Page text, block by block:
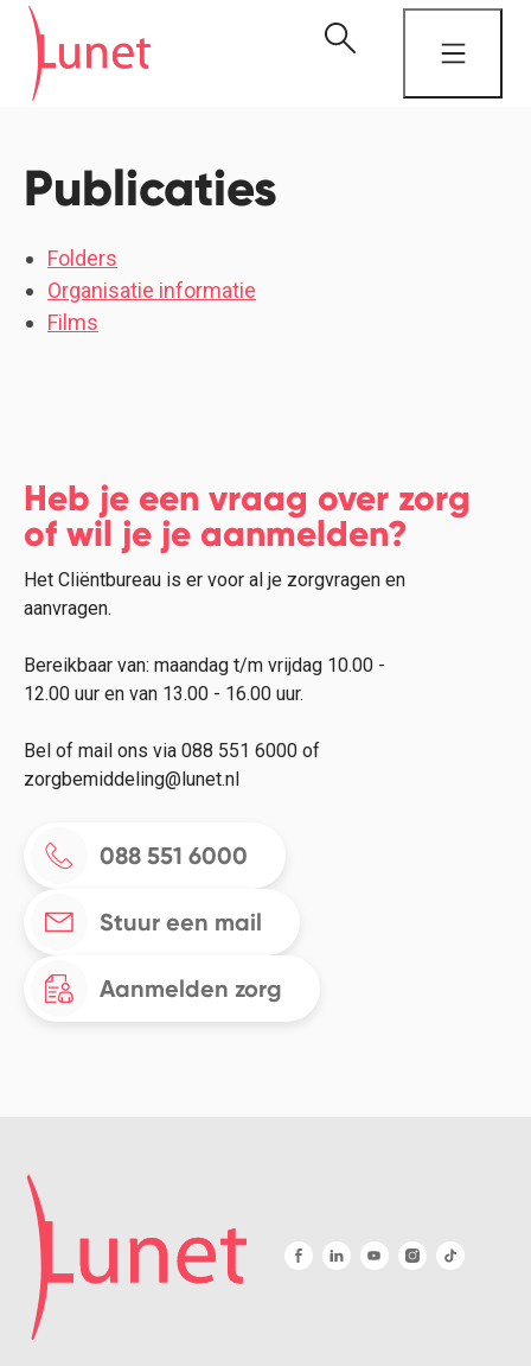
Publicaties
Folders
Organisatie informatie
Films
Heb je een vraag over zorg
of wil je je aanmelden?
Het Cliëntbureau is er voor al je zorgvragen en
aanvragen.
Bereikbaar van: maandag t/m vrijdag 10.00 -
12.00 uur en van 13.00 - 16.00 uur.
Bel of mail ons via 088 551 6000 of
zorgbemiddeling@lunet.nl
088 551 6000
Stuur een mail
Aanmelden zorg